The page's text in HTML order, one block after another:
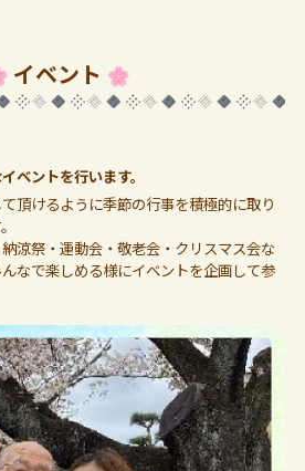
イベント
ベントを行います。
頂けるように季節の行事を積極的に取り
涼祭・運動会・敬老会・クリスマス会な
なで楽しめる様にイベントを企画して参